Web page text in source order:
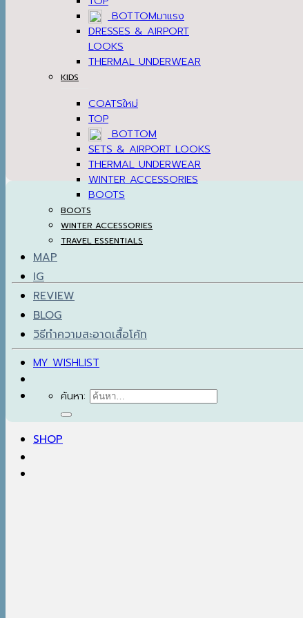
BOTTOM
DRESSES & AIRPORT
LOOKS
THERMAL UNDERWEAR
KIDS
COATS
TOP
BOTTOM
SETS & AIRPORT LOOKS
THERMAL UNDERWEAR
WINTER ACCESSORIES
BOOTS
BOOTS
WINTER ACCESSORIES
TRAVEL ESSENTIALS
MAP
IG
REVIEW
BLOG
วิธีทำความสะอาดเสื้อโค้ท
MY WISHLIST
ค้นหา:
SHOP